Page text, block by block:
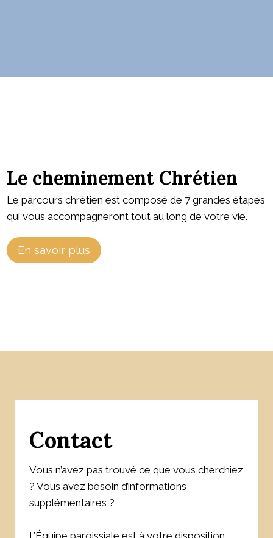
Le cheminement Chrétien
Le parcours chrétien est composé de 7 grandes étapes
qui vous accompagneront tout au long de votre vie.
En savoir plus
Contact
Vous n’avez pas trouvé ce que vous cherchiez
? Vous avez besoin d’informations
supplémentaires ?
L’Équipe paroissiale est à votre disposition